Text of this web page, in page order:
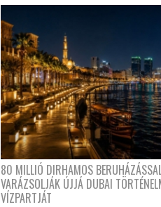
80 MILLIÓ DIRHAMOS
VARÁZSOLJÁK ÚJJÁ DUBAI
VÍZPARTJÁT